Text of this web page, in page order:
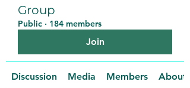
Group
Public · 184 members
Join
Discussion Media Members About